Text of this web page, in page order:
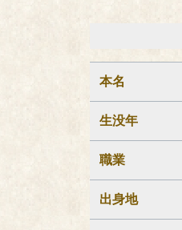
本名
生没年
職業
出身地